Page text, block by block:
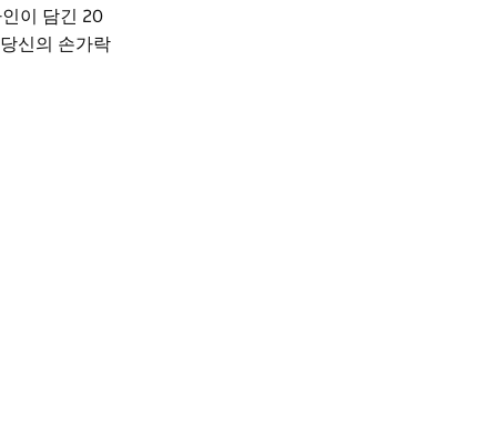
이 담긴 20
신의 손가락